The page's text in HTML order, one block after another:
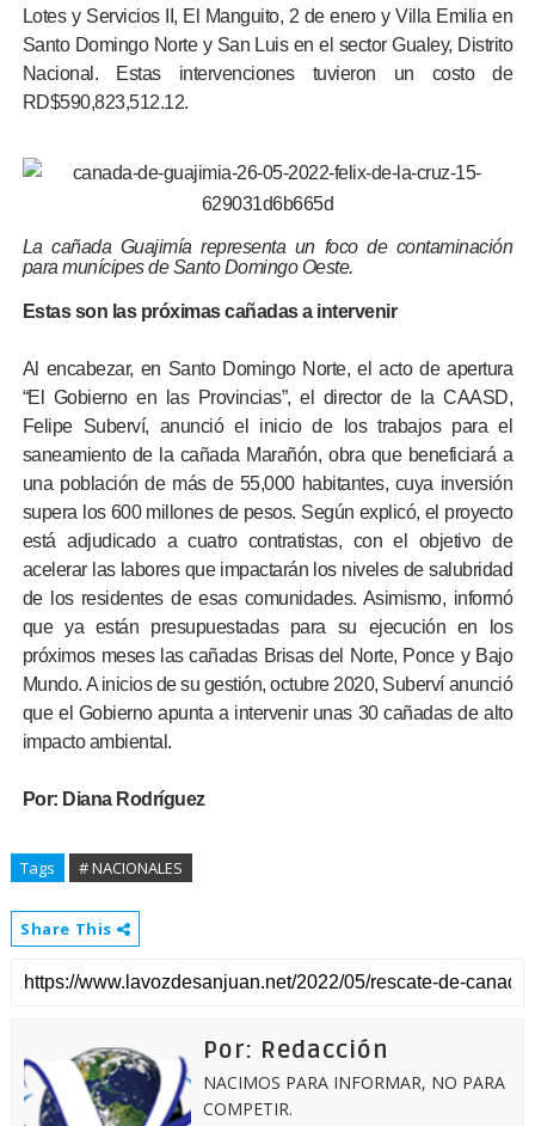
Lotes y Servicios II, El Manguito, 2 de enero y Villa Emilia en
Santo Domingo Norte y San Luis en el sector Gualey, Distrito
Nacional. Estas intervenciones tuvieron un costo de
RD$590,823,512.12.
La cañada Guajimía representa un foco de contaminación
para munícipes de Santo Domingo Oeste.
Estas son las próximas cañadas a intervenir
Al encabezar, en Santo Domingo Norte, el acto de apertura
“El Gobierno en las Provincias”, el director de la CAASD,
Felipe Suberví, anunció el inicio de los trabajos para el
saneamiento de la cañada Marañón, obra que beneficiará a
una población de más de 55,000 habitantes, cuya inversión
supera los 600 millones de pesos. Según explicó, el proyecto
está adjudicado a cuatro contratistas, con el objetivo de
acelerar las labores que impactarán los niveles de salubridad
de los residentes de esas comunidades. Asimismo, informó
que ya están presupuestadas para su ejecución en los
próximos meses las cañadas Brisas del Norte, Ponce y Bajo
Mundo. A inicios de su gestión, octubre 2020, Suberví anunció
que el Gobierno apunta a intervenir unas 30 cañadas de alto
impacto ambiental.
Por: Diana Rodríguez
Tags # NACIONALES
Share This
Por: Redacción
NACIMOS PARA INFORMAR, NO PARA
COMPETIR.